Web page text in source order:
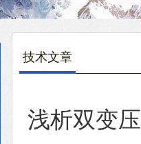
技术文章
浅析双变